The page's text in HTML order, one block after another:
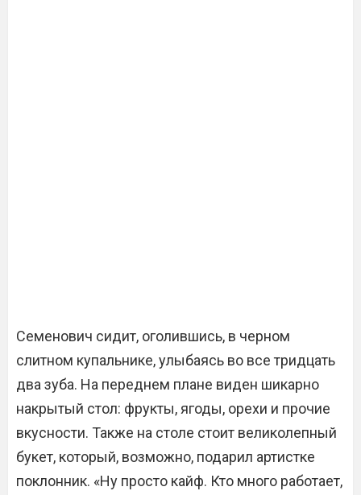
Семенович сидит, оголившись, в черном
слитном купальнике, улыбаясь во все тридцать
два зуба. На переднем плане виден шикарно
накрытый стол: фрукты, ягоды, орехи и прочие
вкусности. Также на столе стоит великолепный
букет, который, возможно, подарил артистке
поклонник. «Ну просто кайф. Кто много работает,